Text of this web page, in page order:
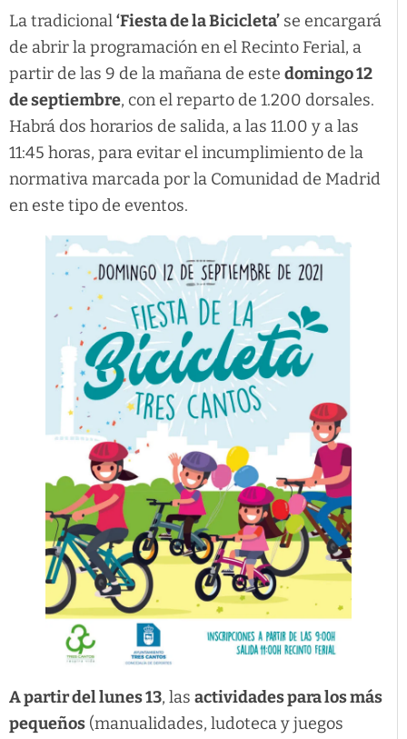
La tradicional‘Fiesta de la Bicicleta’ se encargará
de abrir la programación en el Recinto Ferial, a
partir de las 9 de la mañana de este domingo 12
de septiembre, con el reparto de 1.200 dorsales.
Habrá dos horarios de salida, a las 11.00 y a las
11:45 horas, para evitar el incumplimiento de la
normativa marcada por la Comunidad de Madrid
en este tipo de eventos.
A partir del lunes 13, las actividades para los más
pequeños (manualidades, ludoteca y juegos